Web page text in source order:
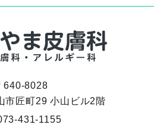
640-8028
市匠町29 小山ビル2階
431-1155